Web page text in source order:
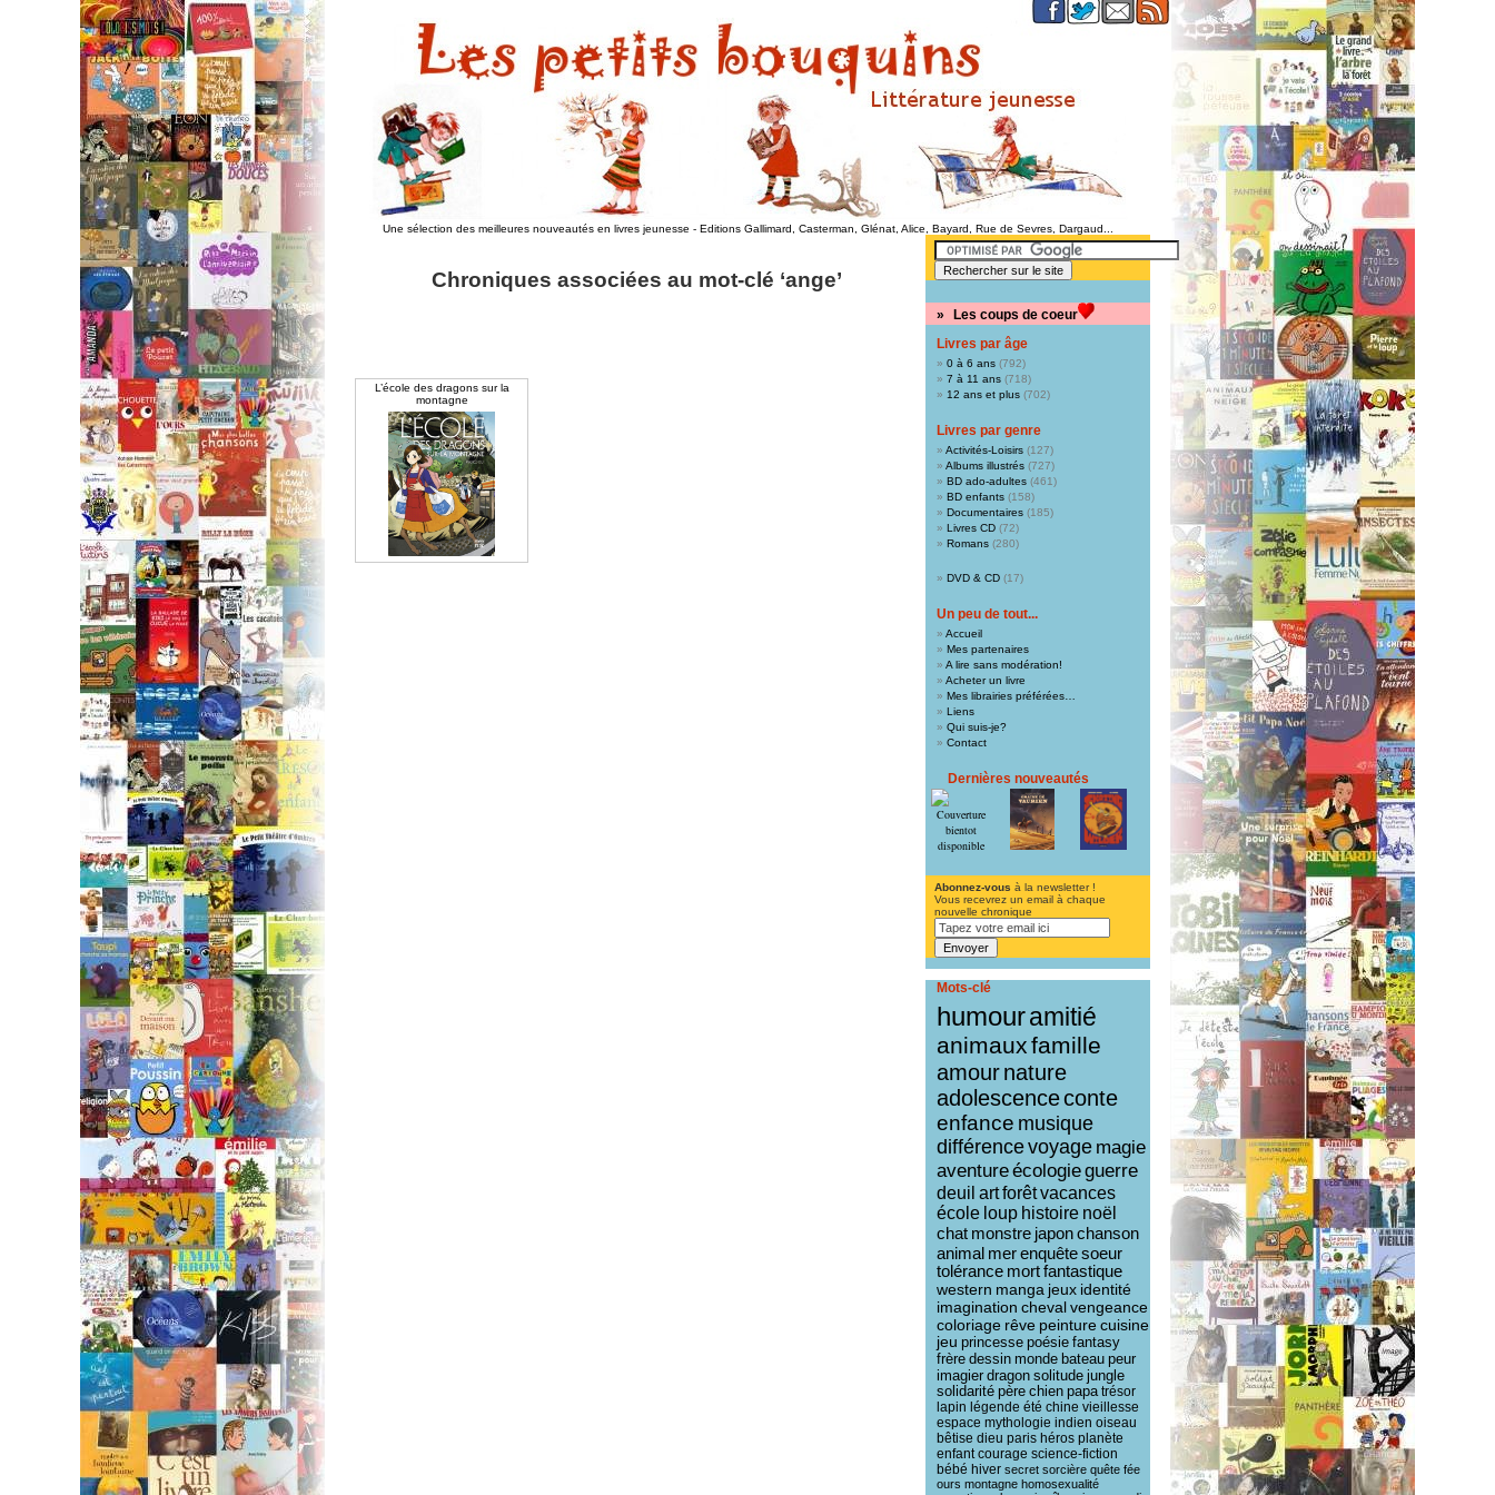
Une sélection des meilleures nouveautés en livres jeunesse - Editions Gallimard, Casterman, Glénat, Alice, Bayard, Rue de Sevres, Dargaud...
Chroniques associées au mot-clé ‘ange’
L’école des dragons sur la
montagne
»
Les coups de coeur
Livres par âge
0 à 6 ans (792)
7 à 11 ans (718)
12 ans et plus (702)
Livres par genre
Activités-Loisirs (127)
Albums illustrés (727)
BD ado-adultes (461)
BD enfants (158)
Documentaires (185)
Livres CD (72)
Romans (280)
DVD & CD (17)
Un peu de tout...
Accueil
Mes partenaires
A lire sans modération!
Acheter un livre
Mes librairies préférées…
Liens
Qui suis-je?
Contact
Dernières nouveautés
Abonnez-vous à la newsletter !
Vous recevrez un email à chaque
nouvelle chronique
Mots-clé
humouramitié
animauxfamille
amournature
adolescenceconte
enfance musique
différencevoyage magie
aventureécologieguerre
deuil artforêtvacances
école loup histoire noël
chat monstre japonchanson
animal merenquêtesoeur
tolérance mortfantastique
western manga jeux identité
imagination chevalvengeance
coloriage rêve peinture cuisine
jeu princesse poésie fantasy
frère dessin monde bateau peur
imagier dragon solitude jungle
solidarité père chien papa trésor
lapin légende été chine vieillesse
espace mythologie indien oiseau
bêtise dieu paris héros planète
enfant courage science-fiction
bébé hiver secret sorcière quête fée
ours montagne homosexualité